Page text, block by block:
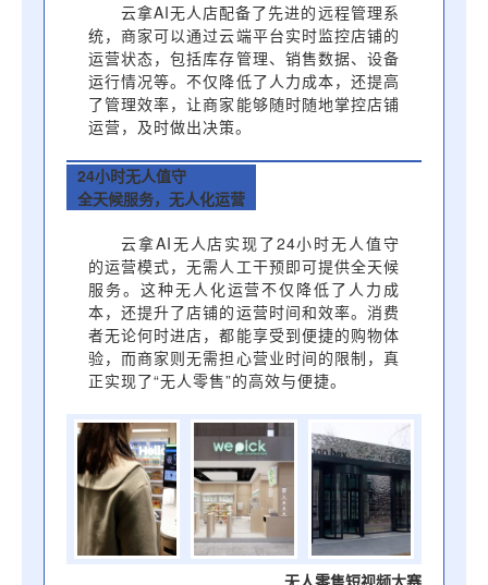
云拿AI无人店配备了先进的远程管理系
统，商家可以通过云端平台实时监控店铺的
运营状态，包括库存管理、销售数据、设备
运行情况等。不仅降低了人力成本，还提高
了管理效率，让商家能够随时随地掌控店铺
运营，及时做出决策。
24小时无人值守
全天候服务，无人化运营
云拿AI无人店实现了24小时无人值守
的运营模式，无需人工干预即可提供全天候
服务。这种无人化运营不仅降低了人力成
本，还提升了店铺的运营时间和效率。消费
者无论何时进店，都能享受到便捷的购物体
验，而商家则无需担心营业时间的限制，真
正实现了“无人零售”的高效与便捷。